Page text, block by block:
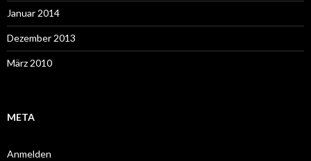
Januar 2014
Dezember 2013
März 2010
META
Anmelden